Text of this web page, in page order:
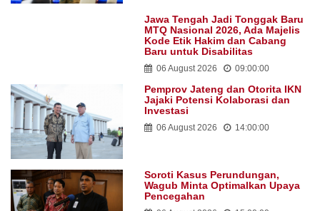
Jawa Tengah Jadi Tonggak Baru
MTQ Nasional 2026, Ada Majelis
Kode Etik Hakim dan Cabang
Baru untuk Disabilitas
06 August 2026 09:00:00
Pemprov Jateng dan Otorita IKN
Jajaki Potensi Kolaborasi dan
Investasi
06 August 2026 14:00:00
Soroti Kasus Perundungan,
Wagub Minta Optimalkan Upaya
Pencegahan